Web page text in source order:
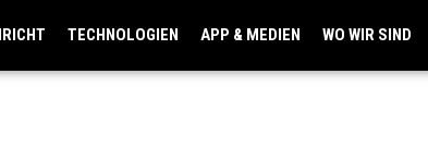
TECHNOLOGIEN APP & MEDIEN WO WIR SIND